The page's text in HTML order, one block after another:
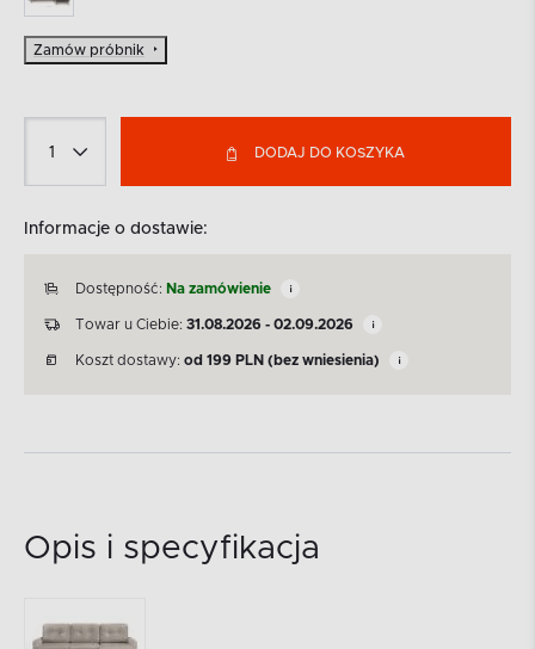
Zamów próbnik
DODAJ DO KOSZYKA
Informacje o dostawie:
Dostępność: Na zamówienie
Towar u Ciebie: 31.08.2026 - 02.09.2026
Koszt dostawy: od 199 PLN (bez wniesienia)
Opis i specyfikacja